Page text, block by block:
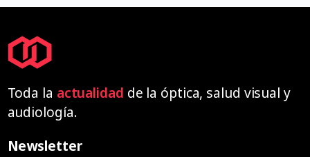
Toda la actualidad de la óptica, salud visual y
audiología.
Newsletter